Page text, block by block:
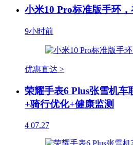
小米10 Pro标准版手环
9小时前
优惠直达 >
荣耀手表6 Plus张雪机
+骑行优化+健康监测
4 07.27